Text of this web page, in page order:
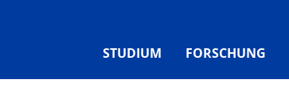
STUDIUM FORSCHUNG